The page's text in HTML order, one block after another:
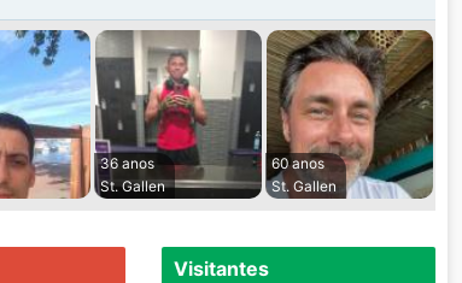
36 anos
St. Gallen
60 anos
St. Gallen
Visitantes